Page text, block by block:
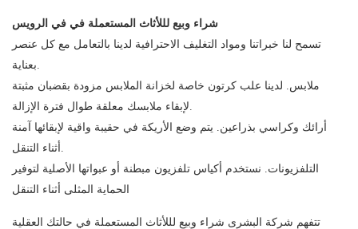
شراء وبيع لللأثاث المستعملة في في الرويس
تسمح لنا خبراتنا ومواد التغليف الاحترافية لدينا بالتعامل مع كل عنصر
ملابس. لدينا علب كرتون خاصة لخزانة الملابس مزودة بقضبان مثبتة
أرائك وكراسي بذراعين. يتم وضع الأريكة في حقيبة واقية لإبقائها آمنة
التلفزيونات. نستخدم أكياس تلفزيون مبطنة أو عبواتها الأصلية لتوفير
الحماية المثلى أثناء التنقل
تتفهم شركة البشرى شراء وبيع لللأثاث المستعملة في حالتك العقلية